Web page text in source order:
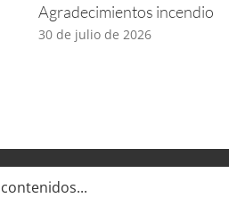
Agradecimientos incendio
30 de julio de 2026